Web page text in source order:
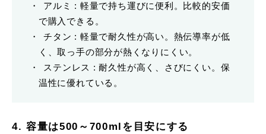
アルミ : 軽量で持ち運びに便利。比較的安価
で購入できる。
チタン : 軽量で耐久性が高い。熱伝導率が低
く、取っ手の部分が熱くなりにくい。
ステンレス : 耐久性が高く、さびにくい。保
温性に優れている。
4. 容量は500～700mlを目安にする